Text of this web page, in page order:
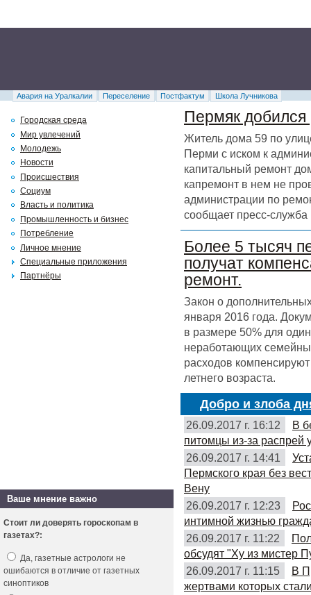
Авария на Уралкалии Переселение Постфактум Школа Лучникова
Пермяк добился
Житель дома 59 по
Перми с иском к
капитальный ремонт
капремонт в нем не
администрации по
сообщает пресс-служба
Более 5 тысяч
получат
ремонт.
Закон о
января 2016 года.
в размере 50% для
неработающих
расходов
летнего возраста.
Добро и злоба
26.09.2017 г. 16:12
В
питомцы из-за распрей
26.09.2017 г. 14:41
Пермского края без
Вену
26.09.2017 г. 12:23
интимной жизнью
26.09.2017 г. 11:22
обсудят "Ху из мистер
26.09.2017 г. 11:15
В
жертвами которых
Городская среда
Мир увлечений
Молодежь
Новости
Происшествия
Социум
Власть и политика
Промышленность и бизнес
Потребление
Личное мнение
Специальные приложения
Партнёры
Ваше мнение важно
Стоит ли доверять гороскопам в
газетах?:
Да, газетные астрологи не
ошибаются в отличие от газетных
синоптиков